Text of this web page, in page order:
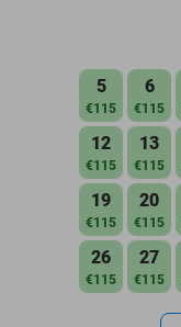
5
€115
6
€115
12
€115
13
€115
19
€115
20
€115
26
€115
27
€115